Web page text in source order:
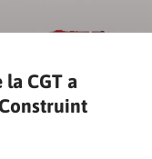
la CGT a